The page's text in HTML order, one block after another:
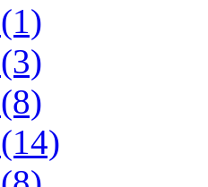
(1)
(3)
(8)
(14)